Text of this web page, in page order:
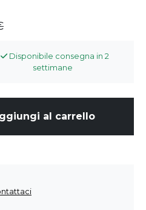
Disponibile consegna in 2
settimane
al carrello